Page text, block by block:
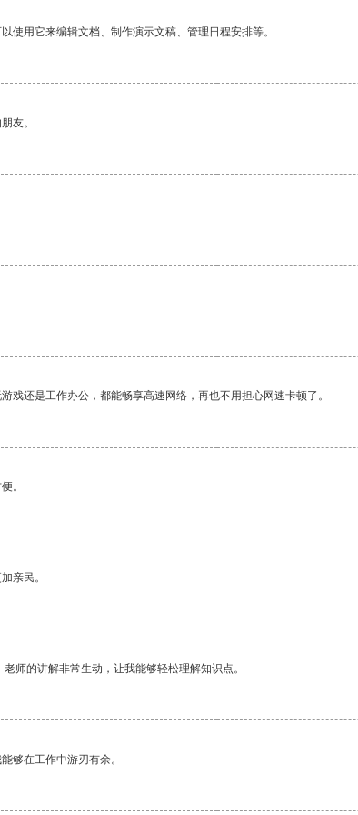
使用它来编辑文档、制作演示文稿、管理日程安排等。
友。
戏还是工作办公，都能畅享高速网络，再也不用担心网速卡顿了。
。
亲民。
师的讲解非常生动，让我能够轻松理解知识点。
够在工作中游刃有余。